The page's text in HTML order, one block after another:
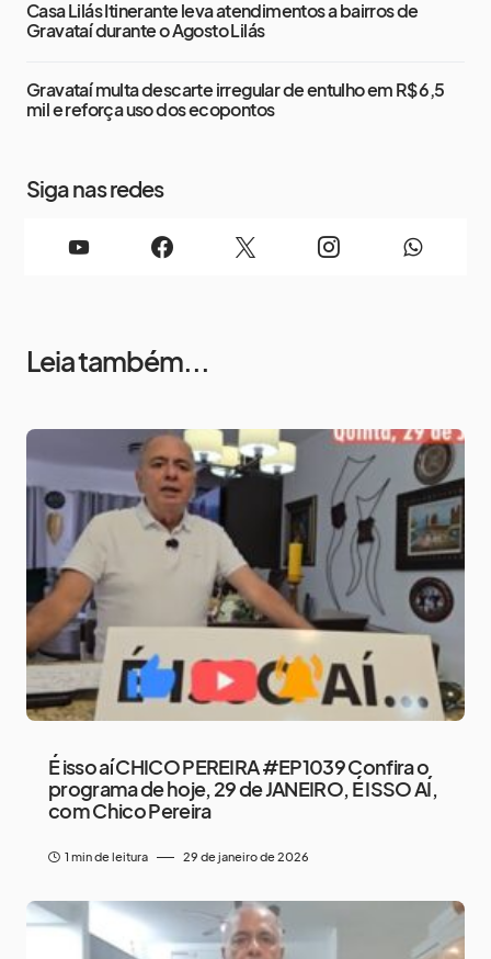
Casa Lilás Itinerante leva atendimentos a bairros de
Gravataí durante o Agosto Lilás
Gravataí multa descarte irregular de entulho em R$ 6,5
mil e reforça uso dos ecopontos
Siga nas redes
Leia também...
É isso aí CHICO PEREIRA #EP1039 Confira o
programa de hoje, 29 de JANEIRO, É ISSO AÍ,
com Chico Pereira
1 min de leitura 29 de janeiro de 2026